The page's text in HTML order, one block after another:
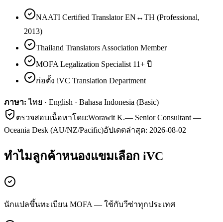
NAATI Certified Translator EN↔TH (Professional,
2013)
Thailand Translators Association Member
MOFA Legalization Specialist 11+ ปี
ก่อตั้ง iVC Translation Department
ภาษา: ไทย · English · Bahasa Indonesia (Basic)
ตรวจสอบเนื้อหาโดย:Worawit K.— Senior Consultant —
Oceania Desk (AU/NZ/Pacific)อัปเดตล่าสุด: 2026-08-02
ทำไมลูกค้าหนองแขมเลือก iVC
นักแปลขึ้นทะเบียน MOFA — ใช้กับวีซ่าทุกประเทศ